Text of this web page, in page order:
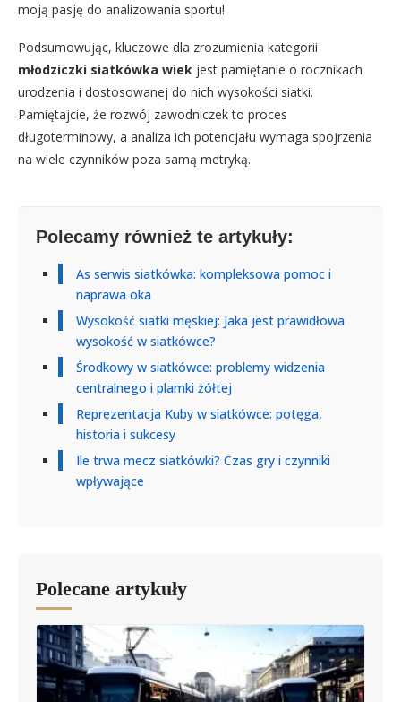
moją pasję do analizowania sportu!
Podsumowując, kluczowe dla zrozumienia kategorii
młodziczki siatkówka wiek jest pamiętanie o rocznikach
urodzenia i dostosowanej do nich wysokości siatki.
Pamiętajcie, że rozwój zawodniczek to proces
długoterminowy, a analiza ich potencjału wymaga spojrzenia
na wiele czynników poza samą metryką.
Polecamy również te artykuły:
As serwis siatkówka: kompleksowa pomoc i
naprawa oka
Wysokość siatki męskiej: Jaka jest prawidłowa
wysokość w siatkówce?
Środkowy w siatkówce: problemy widzenia
centralnego i plamki żółtej
Reprezentacja Kuby w siatkówce: potęga,
historia i sukcesy
Ile trwa mecz siatkówki? Czas gry i czynniki
wpływające
Polecane artykuły